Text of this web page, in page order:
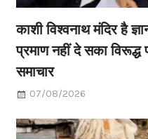
काशी विश्वनाथ मंदिर है
प्रमाण नहीं दे सका
समाचार
07/08/2026